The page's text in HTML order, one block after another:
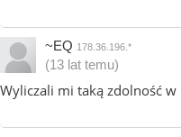
~EQ 178.36.196.*
(13 lat temu)
Wyliczali mi taką zdolność